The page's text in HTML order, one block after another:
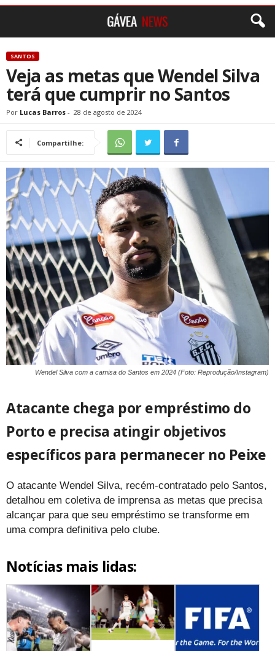
SANTOS
Veja as metas que Wendel Silva
terá que cumprir no Santos
Por Lucas Barros - 28 de agosto de 2024
Compartilhe:
Wendel Silva com a camisa do Santos em 2024 (Foto: Reprodução/Instagram)
Atacante chega por empréstimo do
Porto e precisa atingir objetivos
específicos para permanecer no Peixe
O atacante Wendel Silva, recém-contratado pelo Santos,
detalhou em coletiva de imprensa as metas que precisa
alcançar para que seu empréstimo se transforme em
uma compra definitiva pelo clube.
Notícias mais lidas: